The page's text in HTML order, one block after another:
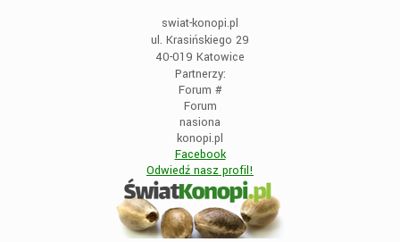
swiat-konopi.pl
ul. Krasińskiego 29
40-019 Katowice
Partnerzy:
Forum #
Forum
nasiona
konopi.pl
Facebook
Odwiedź nasz profil!